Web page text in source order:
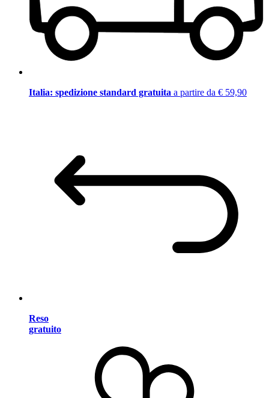
Italia: spedizione standard gratuita a partire da € 59,90
Reso
gratuito